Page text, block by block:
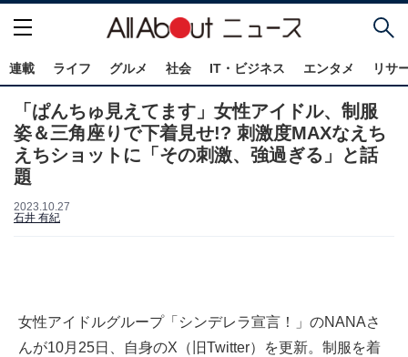
連載 ライフ グルメ 社会 IT・ビジネス エンタメ リサ
「ぱんちゅ見えてます」女性アイドル、制服
姿＆三角座りで下着見せ!? 刺激度MAXなえち
えちショットに「その刺激、強過ぎる」と話
題
2023.10.27
石井 有紀
女性アイドルグループ「シンデレラ宣言！」のNANAさ
んが10月25日、自身のX（旧Twitter）を更新。制服を着